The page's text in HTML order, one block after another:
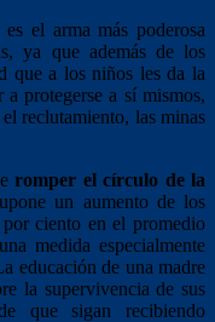
el arma más poderosa
ya que además de los
que a los niños les da la
protegerse a sí mismos,
reclutamiento, las minas
romper el círculo de la
un aumento de los
ciento en el promedio
medida especialmente
educación de una madre
la supervivencia de sus
que sigan recibiendo